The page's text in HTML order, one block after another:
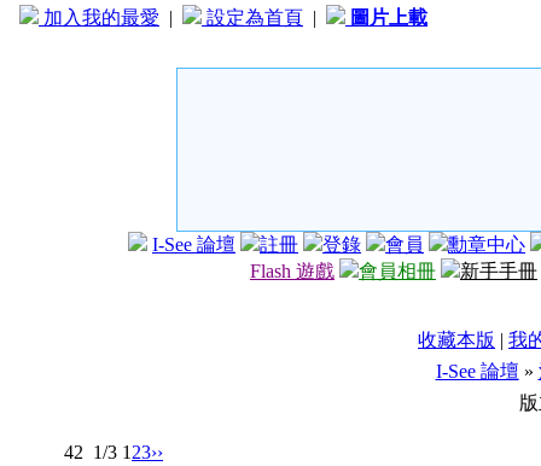
加入我的最愛 | 設定為首頁 | 圖片上載
I-See 論壇 註冊 登錄 會員
勳章中心
Flash 遊戲
會員相冊 新手手冊
收藏本版 | 我
I-See 論壇 »
42 1/3 1 23››